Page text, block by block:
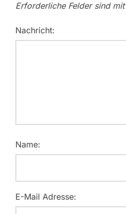
Erforderliche Felder sind mit
Nachricht:
Name:
E-Mail Adresse: